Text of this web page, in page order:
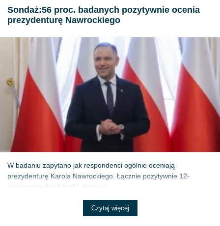
​Sondaż:56 proc. badanych pozytywnie ocenia
prezydenturę Nawrockiego
W badaniu zapytano jak respondenci ogólnie oceniają
prezydenturę Karola Nawrockiego. Łącznie pozytywnie 12-
miesięczną działalność głowy pa...
Czytaj więcej